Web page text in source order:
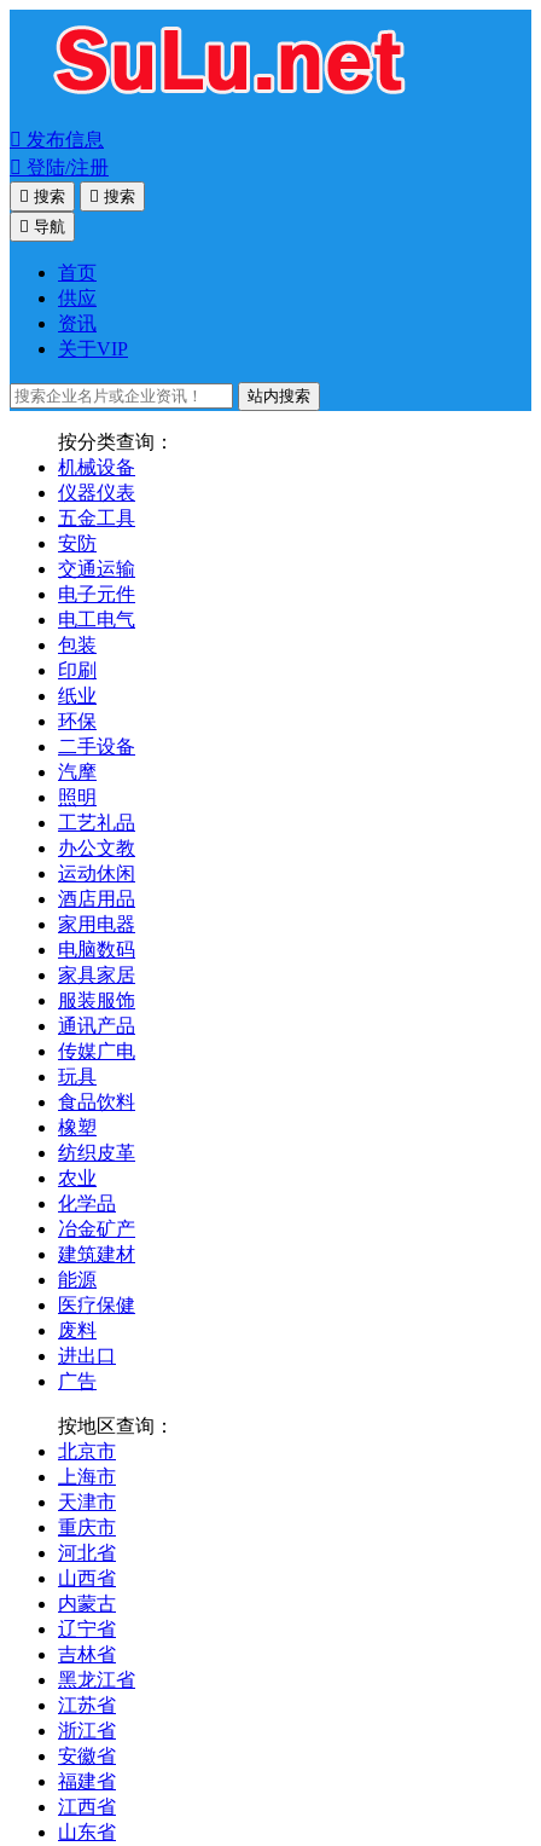
 发布信息
 登陆/注册
 搜索  搜索
 导航
首页
供应
资讯
关于VIP
站内搜索
按分类查询：
机械设备
仪器仪表
五金工具
安防
交通运输
电子元件
电工电气
包装
印刷
纸业
环保
二手设备
汽摩
照明
工艺礼品
办公文教
运动休闲
酒店用品
家用电器
电脑数码
家具家居
服装服饰
通讯产品
传媒广电
玩具
食品饮料
橡塑
纺织皮革
农业
化学品
冶金矿产
建筑建材
能源
医疗保健
废料
进出口
广告
按地区查询：
北京市
上海市
天津市
重庆市
河北省
山西省
内蒙古
辽宁省
吉林省
黑龙江省
江苏省
浙江省
安徽省
福建省
江西省
山东省